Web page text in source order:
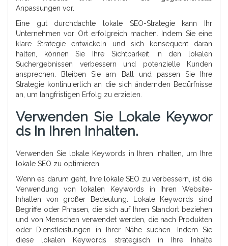
Anpassungen vor.
Eine gut durchdachte lokale SEO-Strategie kann Ihr
Unternehmen vor Ort erfolgreich machen. Indem Sie eine
klare Strategie entwickeln und sich konsequent daran
halten, können Sie Ihre Sichtbarkeit in den lokalen
Suchergebnissen verbessern und potenzielle Kunden
ansprechen. Bleiben Sie am Ball und passen Sie Ihre
Strategie kontinuierlich an die sich ändernden Bedürfnisse
an, um langfristigen Erfolg zu erzielen.
Verwenden Sie Lokale Keywor
Ds In Ihren Inhalten.
Verwenden Sie lokale Keywords in Ihren Inhalten, um Ihre
lokale SEO zu optimieren
Wenn es darum geht, Ihre lokale SEO zu verbessern, ist die
Verwendung von lokalen Keywords in Ihren Website-
Inhalten von großer Bedeutung. Lokale Keywords sind
Begriffe oder Phrasen, die sich auf Ihren Standort beziehen
und von Menschen verwendet werden, die nach Produkten
oder Dienstleistungen in Ihrer Nähe suchen. Indem Sie
diese lokalen Keywords strategisch in Ihre Inhalte